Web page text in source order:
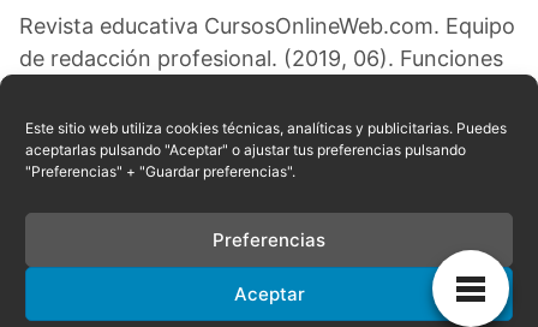
Este sitio web utiliza cookies técnicas, analíticas y publicitarias. Puedes
aceptarlas pulsando "Aceptar" o ajustar tus preferencias pulsando
"Preferencias" + "Guardar preferencias".
Aceptar
Preferencias
Revista educativa CursosOnlineWeb.com. Equipo
de redacción profesional. (2019, 06). Funciones
González. Obtenido en fecha 08, 2026, desde el
sitio web:
https://cursosonlineweb.com/funciones-de-los-
aminoacidos.html